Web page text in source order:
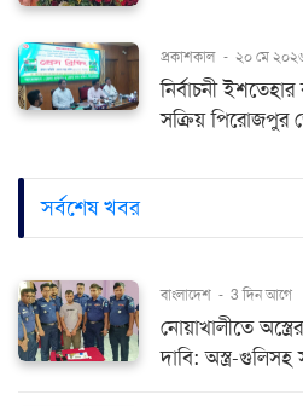
প্রকাশকাল - ২০ মে
নির্বাচনী ইশতেহার
সক্রিয় পিরোজপুর
সর্বশেষ খবর
বাংলাদেশ - 3 দিন আগে
নোয়াখালীতে
দাবি: অস্ত্র-গুলিসহ